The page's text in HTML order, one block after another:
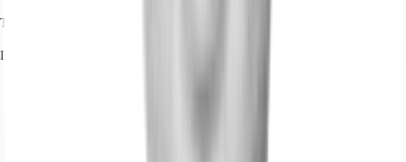
Tobias Rodewald
Ihr Kontakt